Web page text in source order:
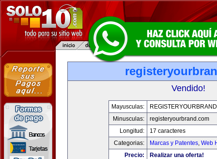
Vendido!
Mayusculas:
Minusculas:
registeryourbrand.com
Longitud:
17 caracteres
Categorias:
Marcas y Patentes, Web
Precio:
Realizar una oferta!